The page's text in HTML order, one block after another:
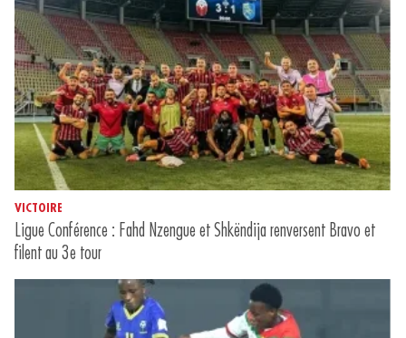
VICTOIRE
Ligue Conférence : Fahd Nzengue et Shkëndija renversent Bravo et
filent au 3e tour